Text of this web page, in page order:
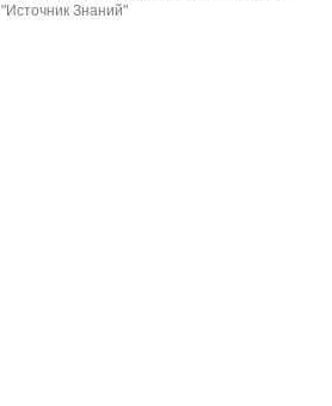
"Источник Знаний"